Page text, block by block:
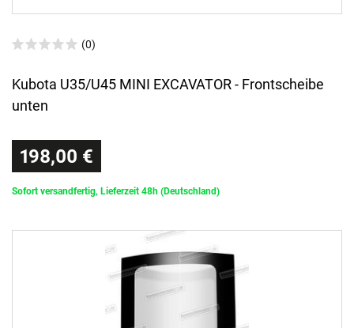
(0)
Kubota U35/U45 MINI EXCAVATOR - Frontscheibe
unten
198,00 €
Sofort versandfertig, Lieferzeit 48h (Deutschland)